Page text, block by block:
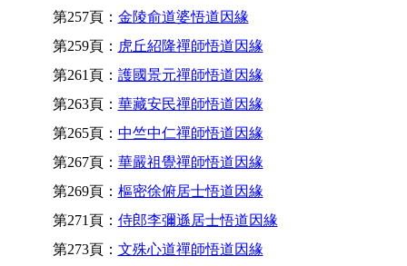
第257頁： 金陵俞道婆悟道因緣
第259頁： 虎丘紹隆禪師悟道因緣
第261頁： 護國景元禪師悟道因緣
第263頁： 華藏安民禪師悟道因緣
第265頁： 中竺中仁禪師悟道因緣
第267頁： 華嚴祖覺禪師悟道因緣
第269頁： 樞密徐俯居士悟道因緣
第271頁： 侍郎李彌遜居士悟道因緣
第273頁： 文殊心道禪師悟道因緣